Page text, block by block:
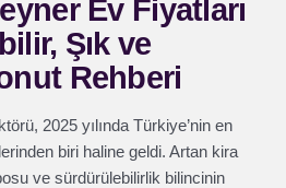
Ev Fiyatları
Şık ve
Rehberi
2025 yılında Türkiye’nin en
biri haline geldi. Artan kira
ve sürdürülebilirlik bilincinin